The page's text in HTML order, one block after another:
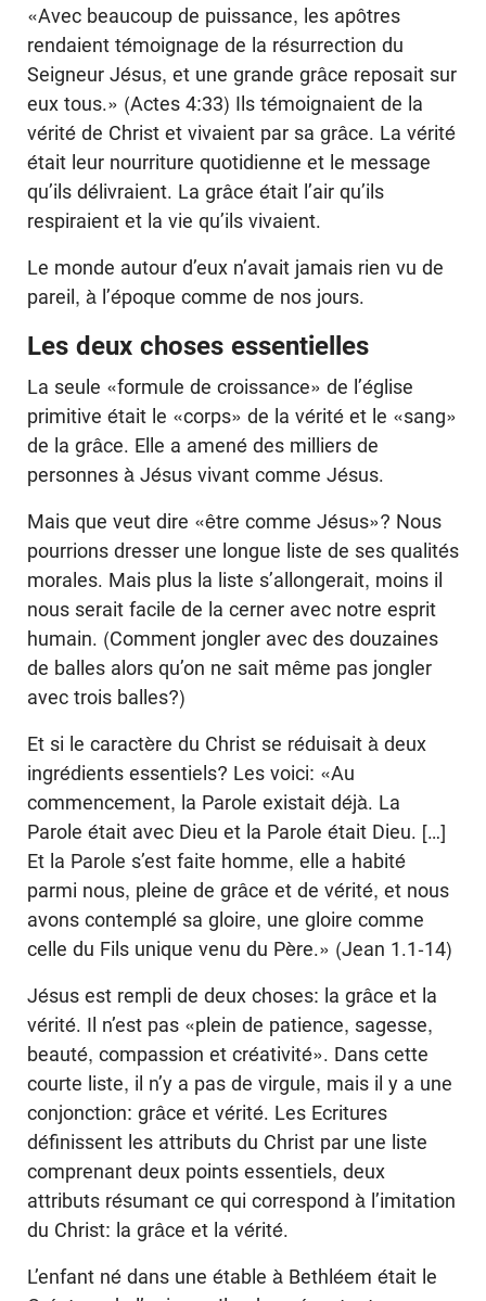
«Avec beaucoup de puissance, les apôtres
rendaient témoignage de la résurrection du
Seigneur Jésus, et une grande grâce reposait sur
eux tous.» (Actes 4:33) Ils témoignaient de la
vérité de Christ et vivaient par sa grâce. La vérité
était leur nourriture quotidienne et le message
qu’ils délivraient. La grâce était l’air qu’ils
respiraient et la vie qu’ils vivaient.
Le monde autour d’eux n’avait jamais rien vu de
pareil, à l’époque comme de nos jours.
Les deux choses essentielles
La seule «formule de croissance» de l’église
primitive était le «corps» de la vérité et le «sang»
de la grâce. Elle a amené des milliers de
personnes à Jésus vivant comme Jésus.
Mais que veut dire «être comme Jésus»? Nous
pourrions dresser une longue liste de ses qualités
morales. Mais plus la liste s’allongerait, moins il
nous serait facile de la cerner avec notre esprit
humain. (Comment jongler avec des douzaines
de balles alors qu’on ne sait même pas jongler
avec trois balles?)
Et si le caractère du Christ se réduisait à deux
ingrédients essentiels? Les voici: «Au
commencement, la Parole existait déjà. La
Parole était avec Dieu et la Parole était Dieu. […]
Et la Parole s’est faite homme, elle a habité
parmi nous, pleine de grâce et de vérité, et nous
avons contemplé sa gloire, une gloire comme
celle du Fils unique venu du Père.» (Jean 1.1-14)
Jésus est rempli de deux choses: la grâce et la
vérité. Il n’est pas «plein de patience, sagesse,
beauté, compassion et créativité». Dans cette
courte liste, il n’y a pas de virgule, mais il y a une
conjonction: grâce et vérité. Les Ecritures
définissent les attributs du Christ par une liste
comprenant deux points essentiels, deux
attributs résumant ce qui correspond à l’imitation
du Christ: la grâce et la vérité.
L’enfant né dans une étable à Bethléem était le